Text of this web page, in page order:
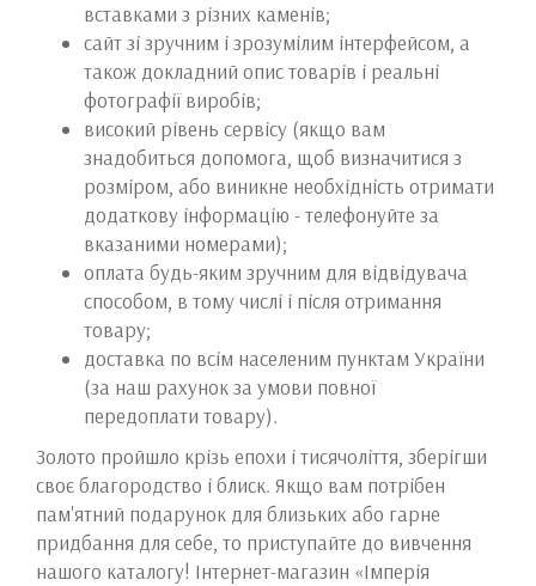
вставками з різних каменів;
сайт зі зручним і зрозумілим інтерфейсом, а
також докладний опис товарів і реальні
фотографії виробів;
високий рівень сервісу (якщо вам
знадобиться допомога, щоб визначитися з
розміром, або виникне необхідність отримати
додаткову інформацію - телефонуйте за
вказаними номерами);
оплата будь-яким зручним для відвідувача
способом, в тому числі і після отримання
товару;
доставка по всім населеним пунктам України
(за наш рахунок за умови повної
передоплати товару).
Золото пройшло крізь епохи і тисячоліття, зберігши
своє благородство і блиск. Якщо вам потрібен
пам'ятний подарунок для близьких або гарне
придбання для себе, то приступайте до вивчення
нашого каталогу! Інтернет-магазин «Імперія